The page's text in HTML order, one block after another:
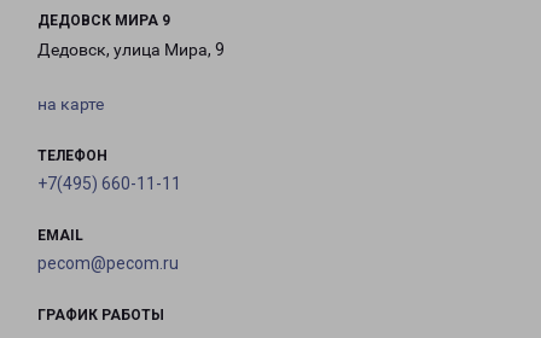
ДЕДОВСК МИРА 9
Дедовск, улица Мира, 9
на карте
ТЕЛЕФОН
+7(495) 660-11-11
EMAIL
pecom@pecom.ru
ГРАФИК РАБОТЫ